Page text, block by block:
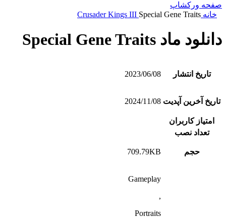
صفحه ورکشاپ
خانه
Crusader Kings III Special Gene Traits
دانلود ماد Special Gene Traits
تاریخ انتشار 2023/06/08
تاریخ آخرین آپدیت 2024/11/08
امتیاز کاربران
تعداد نصب
حجم 709.79KB
Gameplay
,
Portraits